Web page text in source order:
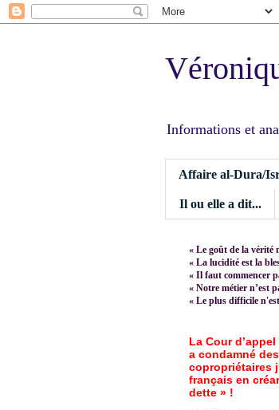
Informations et
Affaire al-Dura/
Il ou elle a dit...
« Le goût de la vérité
« La lucidité est la
« Il faut commencer
« Notre métier n’est
« Le plus difficile
La Cour
a condamné des
copropriétaires
français en
dette » !